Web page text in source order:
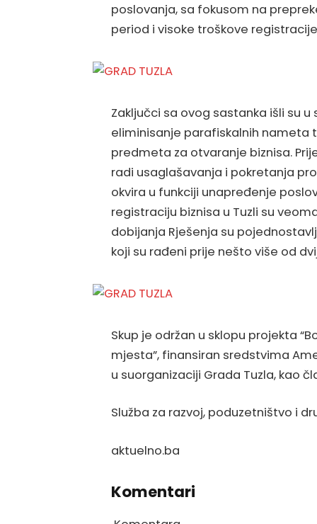
poslovanja, sa fokusom na
period i visoke troškove
Zaključci sa ovog sastanka išli su
eliminisanje parafiskalnih nameta
predmeta za otvaranje biznisa.
radi usaglašavanja i pokretanja
okvira u funkciji unapređenje
registraciju biznisa u Tuzli su
dobijanja Rješenja su
koji su rađeni prije nešto više od
Skup je održan u sklopu projekta
mjesta”, finansiran sredstvima
u suorganizaciji Grada Tuzla, kao
Služba za razvoj, poduzetništvo i
aktuelno.ba
Komentari